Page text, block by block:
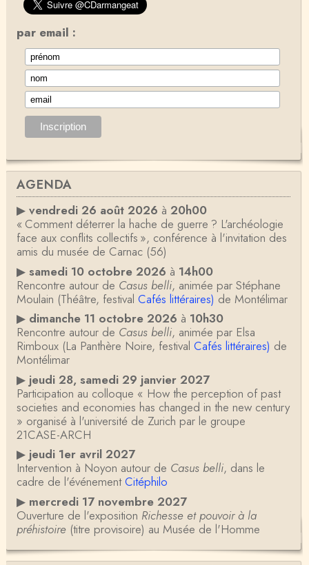
par email :
AGENDA
▶ vendredi 26 août 2026 à 20h00
« Comment déterrer la hache de guerre ? L'archéologie
face aux conflits collectifs », conférence à l'invitation des
amis du musée de Carnac (56)
▶ samedi 10 octobre 2026 à 14h00
Rencontre autour de Casus belli, animée par Stéphane
Moulain (Théâtre, festival Cafés littéraires) de Montélimar
▶ dimanche 11 octobre 2026 à 10h30
Rencontre autour de Casus belli, animée par Elsa
Rimboux (La Panthère Noire, festival Cafés littéraires) de
Montélimar
▶ jeudi 28, samedi 29 janvier 2027
Participation au colloque « How the perception of past
societies and economies has changed in the new century
» organisé à l'université de Zurich par le groupe
21CASE-ARCH
▶ jeudi 1er avril 2027
Intervention à Noyon autour de Casus belli, dans le
cadre de l'événementCitéphilo
▶ mercredi 17 novembre 2027
Ouverture de l'exposition Richesse et pouvoir à la
préhistoire(titre provisoire) au Musée de l'Homme